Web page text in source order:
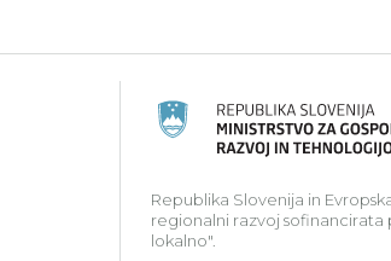
za razvoj podeželja: Evropa
Republika Slovenija in
regionalni razvoj
lokalno".